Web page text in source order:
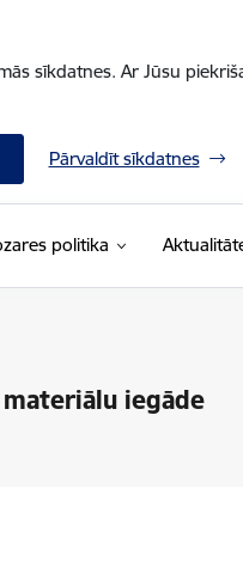
sīkdatnes. Ar Jūsu
Pārvaldīt sīkdatnes
politika
iegāde